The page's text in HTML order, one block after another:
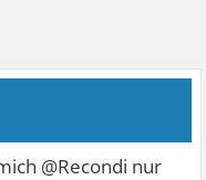
@Recondi nur